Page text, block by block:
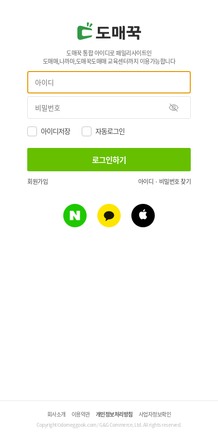
도매꾹 통합 아이디로 패밀리사이트인
도매매,나까마,도매꾹도매매 교육센터까지 이용가능합니다
아이디저장 자동로그인
회원가입 아이디 · 비밀번호 찾기
회사소개 이용약관 개인정보처리방침 사업자정보확인
Copyright©domeggook.com / G&G Commerce, Ltd. All rights reserved.